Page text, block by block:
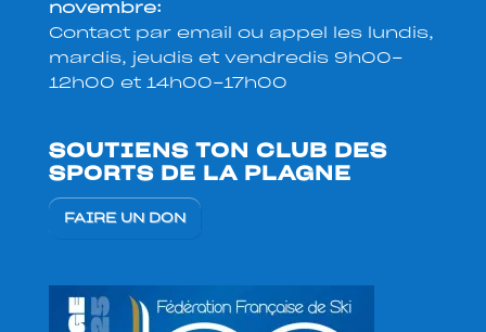
novembre:
Contact par email ou appel les lundis,
mardis, jeudis et vendredis 9h00-
12h00 et 14h00-17h00
SOUTIENS TON CLUB DES
SPORTS DE LA PLAGNE
FAIRE UN DON